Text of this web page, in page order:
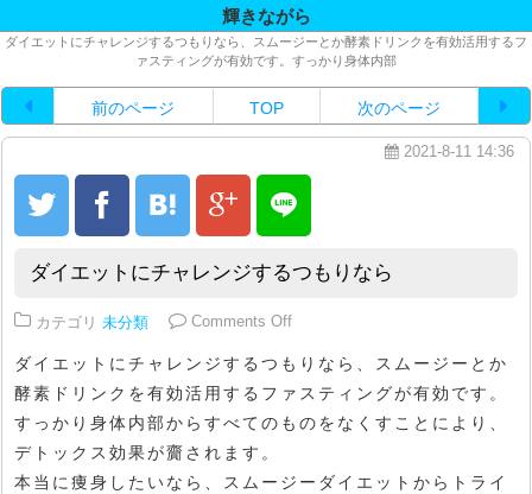
輝きながら
ダイエットにチャレンジするつもりなら、スムージーとか酵素ドリンクを有効活用するフ
ァスティングが有効です。すっかり身体内部
前のページ TOP 次のページ
2021-8-11 14:36
ダイエットにチャレンジするつもりなら
カテゴリ 未分類 Comments Offon ダイエットにチャレンジするつ
ダイエットにチャレンジするつもりなら、スムージーとか
酵素ドリンクを有効活用するファスティングが有効です。
すっかり身体内部からすべてのものをなくすことにより、
デトックス効果が齎されます。
本当に痩身したいなら、スムージーダイエットからトライ